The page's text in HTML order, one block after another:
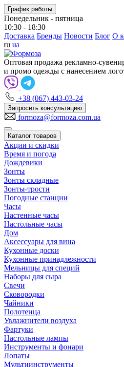
График работы
Понедельник - пятница
10:30 - 18:30
Доставка Бренды Новости Блог О
ru ua
Оптовая продажа рекламно-
и промо одежды с нанесением
+38 (067) 443-03-24
Запросить консультацию
formoza@formoza.com.ua
Каталог товаров
Акции и скидки
Время и погода
Дождевики
Зонты
Зонты складные
Зонты-трости
Погодные станции
Часы
Настенные часы
Настольные часы
Дом
Аксессуары для вина
Кухонные доски
Кухонные принадлежности
Мельницы для специй
Наборы для сыра
Свечи
Сковородки
Чайники
Полотенца
Увлажнители воздуха
Фартуки
Настольные лампы
Инструменты и фонари
Лопаты
Мультиинструменты